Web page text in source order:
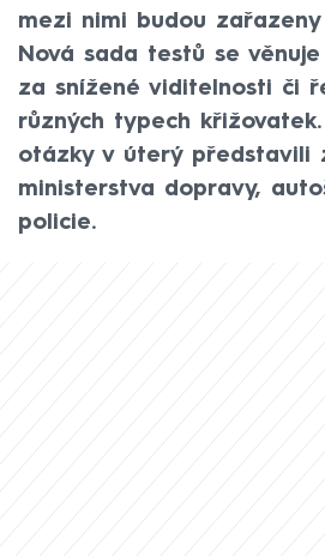
mezi nimi budou
Nová sada testů se
za snížené viditelnosti či
různých typech
otázky v úterý představili
ministerstva dopravy,
policie.